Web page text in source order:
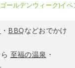
ールデンウィーク)イ
・ BBQなどおでかけ
至福の温泉 ・